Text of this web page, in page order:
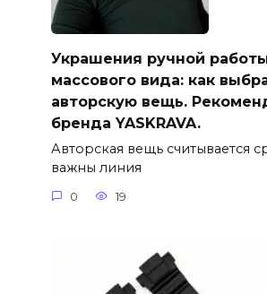
Украшения ручной
массового вида: как
авторскую вещь.
бренда YASKRAVA.
Авторская вещь считывается
важны линия
0 19